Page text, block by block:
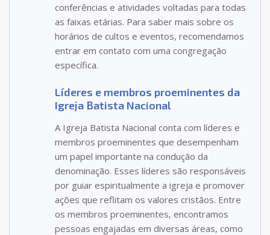
conferências e atividades voltadas para todas
as faixas etárias. Para saber mais sobre os
horários de cultos e eventos, recomendamos
entrar em contato com uma congregação
específica.
Líderes e membros proeminentes da
Igreja Batista Nacional
A Igreja Batista Nacional conta com líderes e
membros proeminentes que desempenham
um papel importante na condução da
denominação. Esses líderes são responsáveis
por guiar espiritualmente a igreja e promover
ações que reflitam os valores cristãos. Entre
os membros proeminentes, encontramos
pessoas engajadas em diversas áreas, como